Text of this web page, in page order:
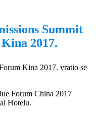
Summit
2017.
Kina 2017. vratio se
Forum China 2017
Hotelu.